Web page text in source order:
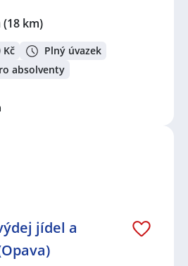
(18 km)
Kč
Plný úvazek
absolventy
jídel a